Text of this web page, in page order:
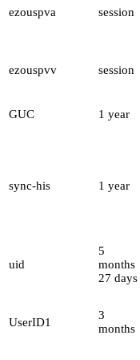
ezouspva session
ezouspvv session
GUC
1 year
sync-his 1 year
uid
5
months
27 days
UserID1
3
months